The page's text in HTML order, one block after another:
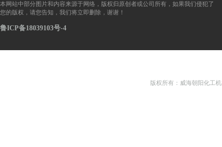
本网站中部分图片和内容来源于网络，版权归原创者或公司所有，如果我们侵犯了
您的版权，请您告知，我们将立即删除，谢谢！
鲁ICP备18039103号-4
版权所有：威海朝阳化工